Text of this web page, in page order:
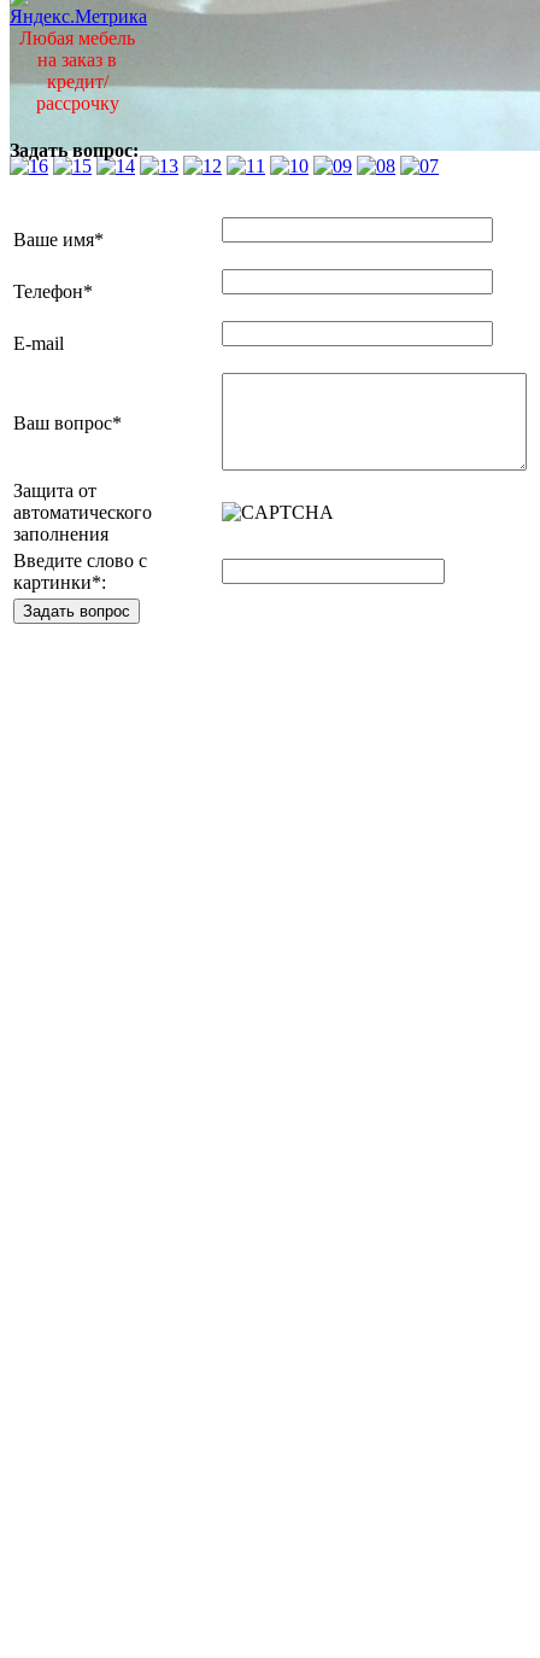
Любая мебель
на заказ в
кредит/
рассрочку
Задать вопрос:
Ваше имя*
Телефон*
E-mail
Ваш вопрос*
Защита от
автоматического
заполнения
Введите слово с
картинки*: